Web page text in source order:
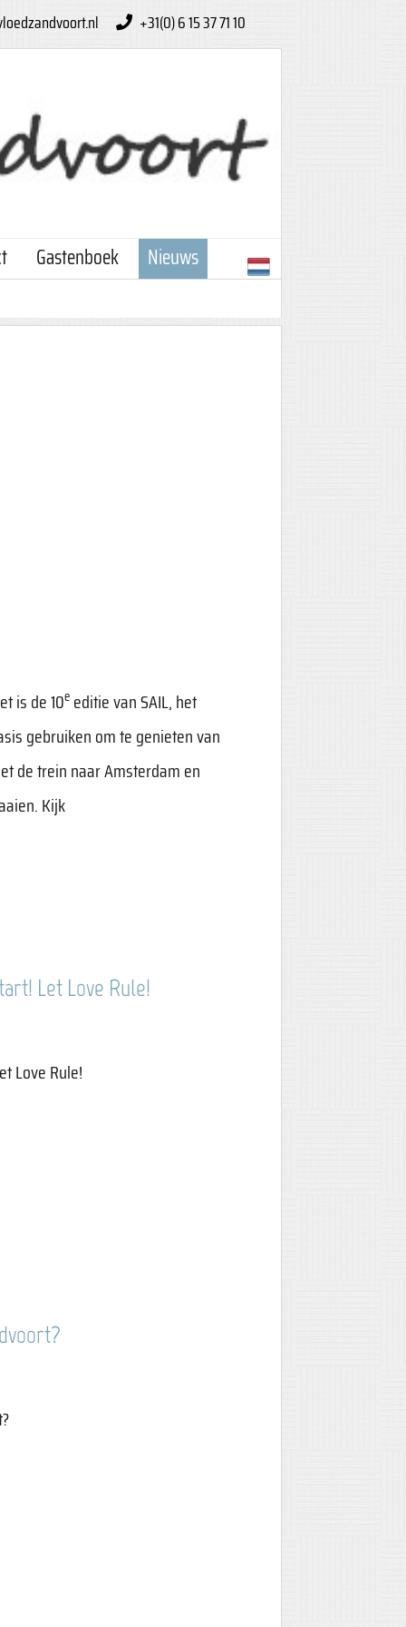
+31(0) 6 15 37 71 10
Gastenboek Nieuws
is de 10e editie van SAIL, het
gebruiken om te genieten van
de trein naar Amsterdam en
Kijk
Let Love Rule!
Love Rule!